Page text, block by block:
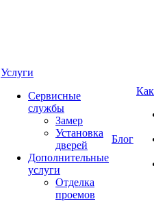
Услуги
Сервисные
службы
Замер
Установка
дверей
Дополнительные
услуги
Отделка
проемов
Блог